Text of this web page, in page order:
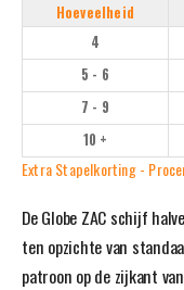
Hoeveelheid
4
5 - 6
7 - 9
10 +
Extra Stapelkorting -
De Globe ZAC schijf
ten opzichte van
patroon op de zijkant